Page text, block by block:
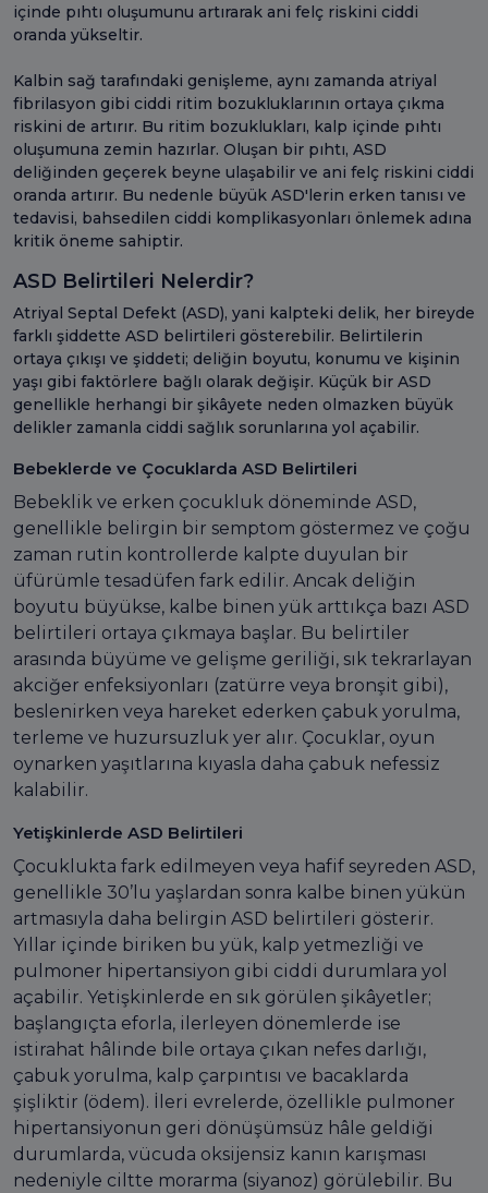
içinde pıhtı oluşumunu artırarak ani felç riskini ciddi
oranda yükseltir.
Kalbin sağ tarafındaki genişleme, aynı zamanda atriyal
fibrilasyon gibi ciddi ritim bozukluklarının ortaya çıkma
riskini de artırır. Bu ritim bozuklukları, kalp içinde pıhtı
oluşumuna zemin hazırlar. Oluşan bir pıhtı, ASD
deliğinden geçerek beyne ulaşabilir ve ani felç riskini ciddi
oranda artırır. Bu nedenle büyük ASD'lerin erken tanısı ve
tedavisi, bahsedilen ciddi komplikasyonları önlemek adına
kritik öneme sahiptir.
ASD Belirtileri Nelerdir?
Atriyal Septal Defekt (ASD), yani kalpteki delik, her bireyde
farklı şiddette ASD belirtileri gösterebilir. Belirtilerin
ortaya çıkışı ve şiddeti; deliğin boyutu, konumu ve kişinin
yaşı gibi faktörlere bağlı olarak değişir. Küçük bir ASD
genellikle herhangi bir şikâyete neden olmazken büyük
delikler zamanla ciddi sağlık sorunlarına yol açabilir.
Bebeklerde ve Çocuklarda ASD Belirtileri
Bebeklik ve erken çocukluk döneminde ASD,
genellikle belirgin bir semptom göstermez ve çoğu
zaman rutin kontrollerde kalpte duyulan bir
üfürümle tesadüfen fark edilir. Ancak deliğin
boyutu büyükse, kalbe binen yük arttıkça bazı ASD
belirtileri ortaya çıkmaya başlar. Bu belirtiler
arasında büyüme ve gelişme geriliği, sık tekrarlayan
akciğer enfeksiyonları (zatürre veya bronşit gibi),
beslenirken veya hareket ederken çabuk yorulma,
terleme ve huzursuzluk yer alır. Çocuklar, oyun
oynarken yaşıtlarına kıyasla daha çabuk nefessiz
kalabilir.
Yetişkinlerde ASD Belirtileri
Çocuklukta fark edilmeyen veya hafif seyreden ASD,
genellikle 30’lu yaşlardan sonra kalbe binen yükün
artmasıyla daha belirgin ASD belirtileri gösterir.
Yıllar içinde biriken bu yük, kalp yetmezliği ve
pulmoner hipertansiyon gibi ciddi durumlara yol
açabilir. Yetişkinlerde en sık görülen şikâyetler;
başlangıçta eforla, ilerleyen dönemlerde ise
istirahat hâlinde bile ortaya çıkan nefes darlığı,
çabuk yorulma, kalp çarpıntısı ve bacaklarda
şişliktir (ödem). İleri evrelerde, özellikle pulmoner
hipertansiyonun geri dönüşümsüz hâle geldiği
durumlarda, vücuda oksijensiz kanın karışması
nedeniyle ciltte morarma (siyanoz) görülebilir. Bu